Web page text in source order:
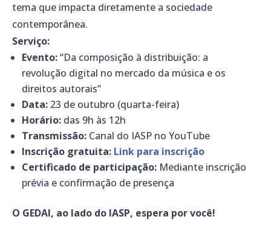
tema que impacta diretamente a sociedade
contemporânea.
Serviço:
Evento:“Da composição à distribuição: a
revolução digital no mercado da música e os
direitos autorais”
Data: 23 de outubro (quarta-feira)
Horário: das 9h às 12h
Transmissão: Canal do IASP no YouTube
Inscrição gratuita: Link para inscrição
Certificado de participação: Mediante inscrição
prévia e confirmação de presença
O GEDAI, ao lado do IASP, espera por você!